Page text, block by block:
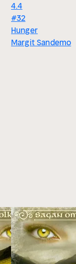
4.4
#32
Hunger
Margit Sandemo